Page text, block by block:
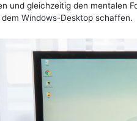
und gleichzeitig den mentalen
Windows-Desktop schaffen.